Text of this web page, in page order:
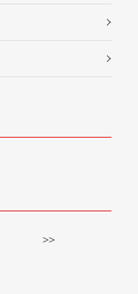
>>